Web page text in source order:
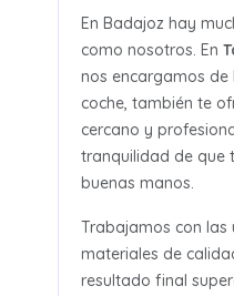
En Badajoz hay
como nosotros. En
nos encargamos
coche, también te
cercano y
tranquilidad de que
buenas manos.
Trabajamos con las
materiales de
resultado final